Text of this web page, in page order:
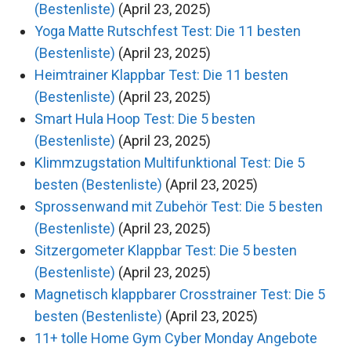
(Bestenliste) (April 23, 2025)
Yoga Matte Rutschfest Test: Die 11 besten
(Bestenliste) (April 23, 2025)
Heimtrainer Klappbar Test: Die 11 besten
(Bestenliste) (April 23, 2025)
Smart Hula Hoop Test: Die 5 besten
(Bestenliste) (April 23, 2025)
Klimmzugstation Multifunktional Test: Die 5
besten (Bestenliste) (April 23, 2025)
Sprossenwand mit Zubehör Test: Die 5 besten
(Bestenliste) (April 23, 2025)
Sitzergometer Klappbar Test: Die 5 besten
(Bestenliste) (April 23, 2025)
Magnetisch klappbarer Crosstrainer Test: Die 5
besten (Bestenliste) (April 23, 2025)
11+ tolle Home Gym Cyber Monday Angebote